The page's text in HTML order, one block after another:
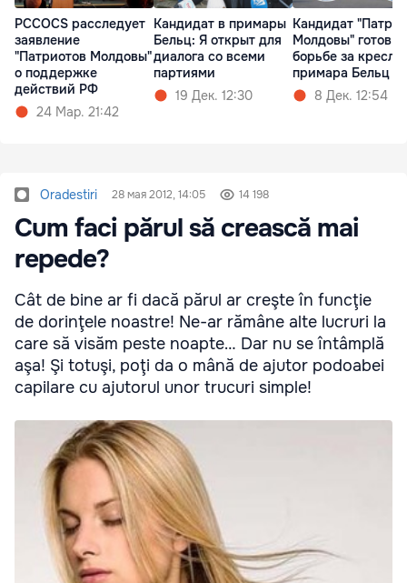
PCCOCS расследует
заявление
"Патриотов Молдовы"
о поддержке
действий РФ
24 Мар. 21:42
Кандидат в примары
Бельц: Я открыт для
диалога со всеми
партиями
19 Дек. 12:30
Кандидат
Молдовы" готов к
борьбе за кресло
примара Бельц
8 Дек. 12:54
Oradestiri 28 мая 2012, 14:05 14 198
Cum faci părul să crească mai
repede?
Cât de bine ar fi dacă părul ar creşte în funcţie
de dorinţele noastre! Ne-ar rămâne alte lucruri la
care să visăm peste noapte… Dar nu se întâmplă
aşa! Şi totuşi, poţi da o mână de ajutor podoabei
capilare cu ajutorul unor trucuri simple!